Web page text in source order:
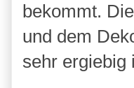
bekommt.
und dem
sehr ergiebig